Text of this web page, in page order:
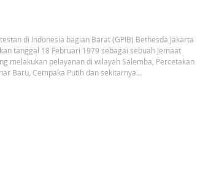
di Indonesia bagian Barat (GPIB) Bethesda Jakarta
tanggal 18 Februari 1979 sebagai sebuah Jemaat
melakukan pelayanan di wilayah Salemba, Percetakan
Baru, Cempaka Putih dan sekitarnya…